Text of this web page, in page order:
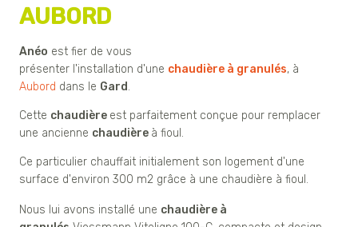
AUBORD
Anéo est fier de vous
présenter l'installation d'une chaudière à granulés, à
Aubord dans le Gard.
Cette chaudière est parfaitement conçue pour remplacer
une ancienne chaudière à fioul.
Ce particulier chauffait initialement son logement d'une
surface d'environ 300 m2 grâce à une chaudière à fioul.
Nous lui avons installé une chaudière à